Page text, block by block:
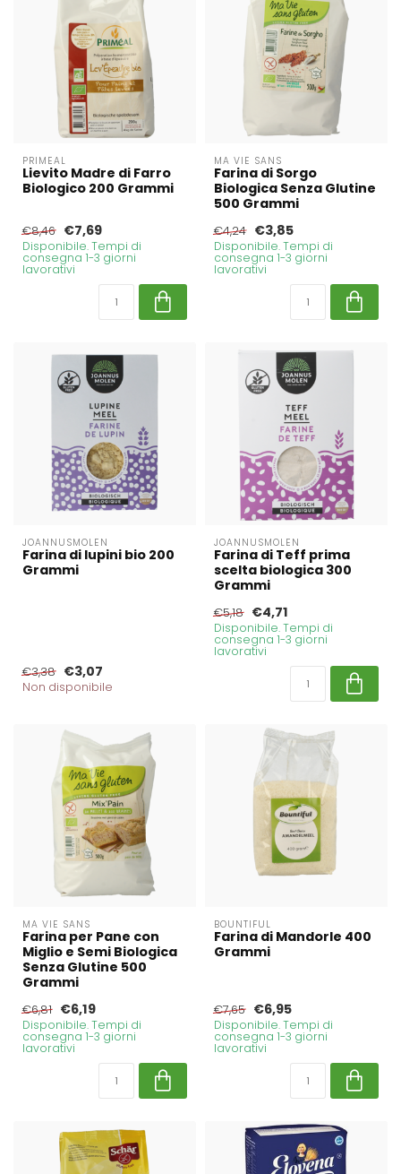
PRIMEAL
Lievito Madre di Farro
Biologico 200 Grammi
€8,46 €7,69
Disponibile. Tempi di
consegna 1-3 giorni
lavorativi
MA VIE SANS
Farina di Sorgo
Biologica Senza Glutine
500 Grammi
€4,24 €3,85
Disponibile. Tempi di
consegna 1-3 giorni
lavorativi
JOANNUSMOLEN
Farina di lupini bio 200
Grammi
€3,38 €3,07
Non disponibile
JOANNUSMOLEN
Farina di Teff prima
scelta biologica 300
Grammi
€5,18 €4,71
Disponibile. Tempi di
consegna 1-3 giorni
lavorativi
MA VIE SANS
Farina per Pane con
Miglio e Semi Biologica
Senza Glutine 500
Grammi
€6,81 €6,19
Disponibile. Tempi di
consegna 1-3 giorni
lavorativi
BOUNTIFUL
Farina di Mandorle 400
Grammi
€7,65 €6,95
Disponibile. Tempi di
consegna 1-3 giorni
lavorativi